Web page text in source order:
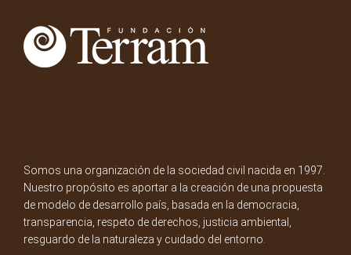
Somos una organización de la sociedad civil nacida en 1997.
Nuestro propósito es aportar a la creación de una propuesta
de modelo de desarrollo país, basada en la democracia,
transparencia, respeto de derechos, justicia ambiental,
resguardo de la naturaleza y cuidado del entorno.